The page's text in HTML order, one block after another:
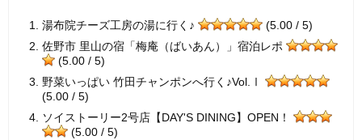
湯布院チーズ工房の湯に行く♪
(5.00 / 5)
佐野市 里山の宿「梅庵（ばいあん）」宿泊レポ
(5.00 / 5)
野菜いっぱい 竹田チャンポンへ行く♪Vol.Ⅰ
(5.00 / 5)
ソイストーリー2号店【DAY'S DINING】OPEN！
(5.00 / 5)